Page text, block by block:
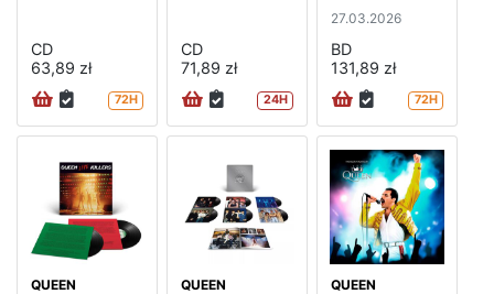
CD
63,89 zł
72H
CD
71,89 zł
24H
27.03.2026
BD
131,89 zł
72H
QUEEN
QUEEN
QUEEN